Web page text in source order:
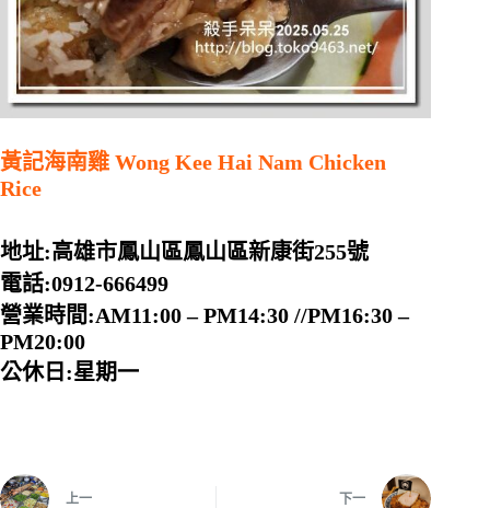
黃記海南雞 Wong Kee Hai Nam Chicken
Rice
地址:高雄市鳳山區鳳山區新康街255號
電話:0912-666499
營業時間:AM11:00 – PM14:30 //PM16:30 –
PM20:00
公休日:星期一
上一 下一